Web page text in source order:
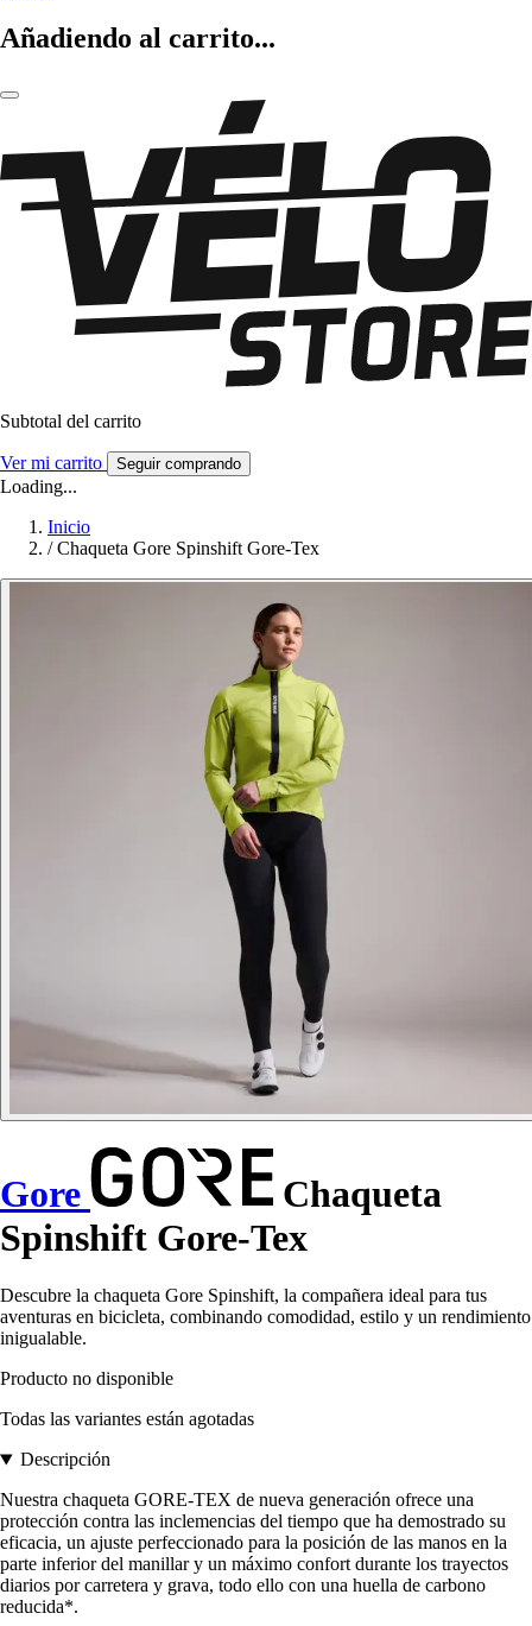
Añadiendo al carrito...
Subtotal del carrito
Ver mi carrito Seguir comprando
Loading...
Inicio
/ Chaqueta Gore Spinshift Gore-Tex
Gore
Chaqueta
Spinshift Gore-Tex
Descubre la chaqueta Gore Spinshift, la compañera ideal para tus
aventuras en bicicleta, combinando comodidad, estilo y un rendimiento
inigualable.
Producto no disponible
Todas las variantes están agotadas
Descripción
Nuestra chaqueta GORE-TEX de nueva generación ofrece una
protección contra las inclemencias del tiempo que ha demostrado su
eficacia, un ajuste perfeccionado para la posición de las manos en la
parte inferior del manillar y un máximo confort durante los trayectos
diarios por carretera y grava, todo ello con una huella de carbono
reducida*.